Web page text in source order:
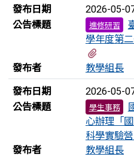
發布日期
2026-05-
公告標題 進修研習
學年度第
發布者
教學組長
發布日期
2026-05-
公告標題 學生事務
心辦理「
科學實驗
發布者
教學組長